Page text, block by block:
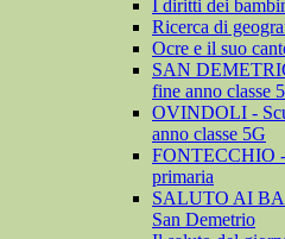
I diritti dei
Ricerca di
Ocre e il suo
SAN
fine anno classe 5
OVINDOLI -
anno classe 5G
FONTECCHIO -
primaria
SALUTO AI
San Demetrio